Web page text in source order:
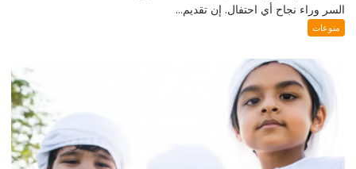
السر وراء نجاح أي احتفال. إن تقديم...
منوعات